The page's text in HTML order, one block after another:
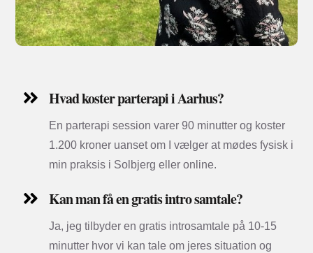
 Hvad koster parterapi i Aarhus?
En parterapi session varer 90 minutter og koster
1.200 kroner uanset om I vælger at mødes fysisk i
min praksis i Solbjerg eller online.
 Kan man få en gratis intro samtale?
Ja, jeg tilbyder en gratis introsamtale på 10-15
minutter hvor vi kan tale om jeres situation og